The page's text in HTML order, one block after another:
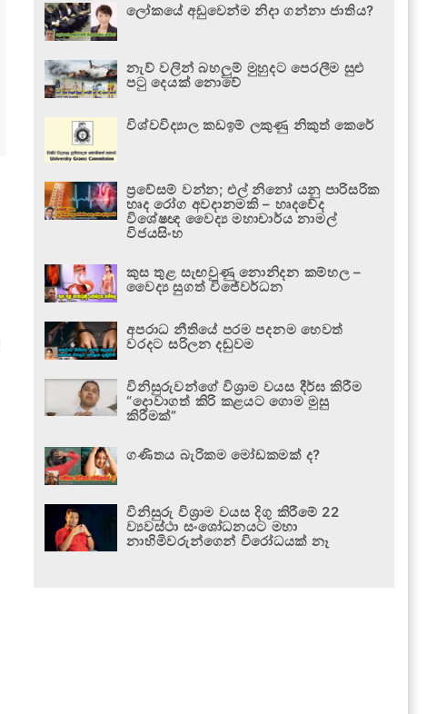
ලෝකයේ අඩුවෙන්ම නිදා ගන්නා ජාතිය?
නැව් වලින් බහලුම් මුහුදට පෙරලීම සුළු
පටු දෙයක් නොවේ
විශ්වවිද්‍යාල කඩඉම් ලකුණු නිකුත් කෙරේ
ප්‍රවේසම් වන්න; එල් නිනෝ යනු පාරිසරික
හෘද රෝග අවදානමකි – හෘදවේද
විශේෂඥ වෛද්‍ය මහාචාර්ය නාමල්
විජයසිංහ
කුස තුළ සැඟවුණු නොනිදන කම්හල –
වෛද්‍ය සුගත් විජේවර්ධන
අපරාධ නීතියේ පරම පදනම හෙවත්
වරදට සරිලන දඬුවම
විනිසුරුවන්ගේ විශ්‍රාම වයස දීර්ඝ කිරීම
“දොවාගත් කිරි කළයට ගොම මුසු
කිරීමක්”
ගණිතය බැරිකම මෝඩකමක් ද?
විනිසුරු විශ්‍රාම වයස දිගු කිරීමේ 22
ව්‍යවස්ථා සංශෝධනයට මහා
නාහිමිවරුන්ගෙන් විරෝධයක් නෑ